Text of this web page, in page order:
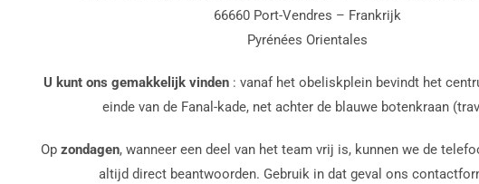
66660 Port-Vendres – Frankrijk
Pyrénées Orientales
U kunt ons gemakkelijk vinden: vanaf het obeliskplein bevindt het
einde van de Fanal-kade, net achter de blauwe botenkraan
Op zondagen, wanneer een deel van het team vrij is, kunnen we de
altijd direct beantwoorden. Gebruik in dat geval ons